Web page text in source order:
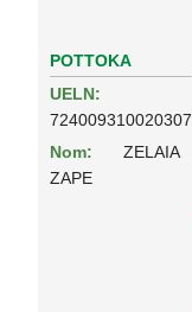
POTTOKA
UELN:
724009310020307
Nom:
ZELAIA
ZAPE